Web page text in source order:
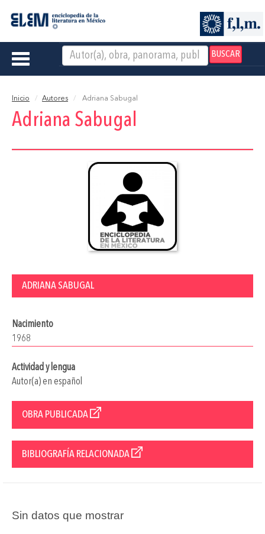
BUSCAR
Toggle
Inicio Autores Adriana Sabugal
Adriana Sabugal
ADRIANA SABUGAL
Nacimiento
1968
Actividad y lengua
Autor(a) en español
OBRA PUBLICADA
BIBLIOGRAFÍA RELACIONADA
Sin datos que mostrar